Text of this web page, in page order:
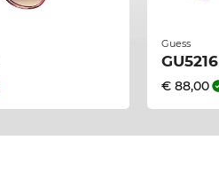
Guess
GU5216
€ 88,00